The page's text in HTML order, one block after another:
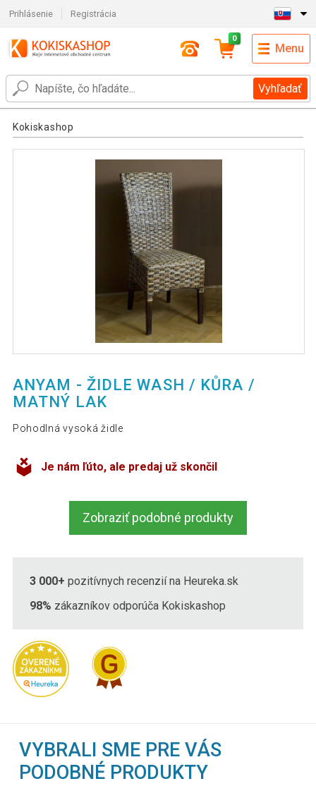
Prihlásenie Registrácia
Vyhľadať
0
Menu
Kokiskashop
ANYAM - ŽIDLE WASH / KŮRA /
MATNÝ LAK
Pohodlná vysoká židle
Je nám ľúto, ale predaj už skončil
Zobraziť podobné produkty
3 000+ pozitívnych recenzií na Heureka.sk
98% zákazníkov odporúča Kokiskashop
VYBRALI SME PRE VÁS
PODOBNÉ PRODUKTY